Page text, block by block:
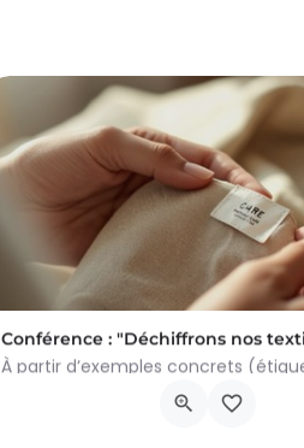
Conférence : "Déchiffrons nos
Chau. de Neufchâteau 45, 6640